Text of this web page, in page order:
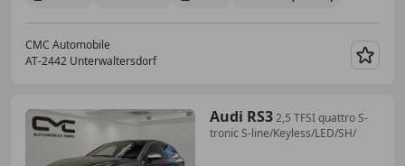
CMC Automobile
AT-2442 Unterwaltersdorf
Audi RS32,5 TFSI quattro S-
tronic S-line/Keyless/LED/SH/